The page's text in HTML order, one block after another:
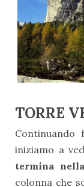
TORRE
Continuando
iniziamo a
termina
colonna che